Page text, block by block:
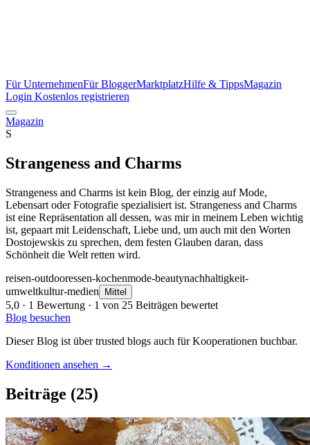
Für UnternehmenFür BloggerMarktplatzHilfe & TippsMagazin
Login Kostenlos registrieren
Magazin
S
Strangeness and Charms
Strangeness and Charms ist kein Blog, der einzig auf Mode,
Lebensart oder Fotografie spezialisiert ist. Strangeness and Charms
ist eine Repräsentation all dessen, was mir in meinem Leben wichtig
ist, gepaart mit Leidenschaft, Liebe und, um auch mit den Worten
Dostojewskis zu sprechen, dem festen Glauben daran, dass
Schönheit die Welt retten wird.
reisen-outdooressen-kochenmode-beautynachhaltigkeit-
umweltkultur-medien Mittel
5,0 · 1 Bewertung · 1 von 25 Beiträgen bewertet
Blog besuchen
Dieser Blog ist über trusted blogs auch für Kooperationen buchbar.
Konditionen ansehen →
Beiträge (25)